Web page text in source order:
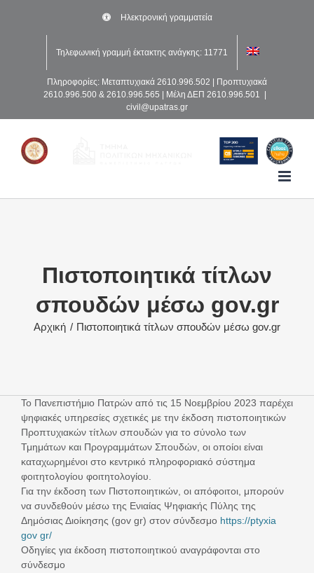
περιεχόμενο
Ηλεκτρονική γραμματεία
Τηλεφωνική γραμμή έκτακτης ανάγκης: 11771
Πληροφορίες: Μεταπτυχιακά 2610.996.502 | Προπτυχιακά
2610.996.500 & 2610.996.565 | Μέλη ΔΕΠ 2610.996.501
civil@upatras.gr
Πιστοποιητικά τίτλων
σπουδών μέσω gov.gr
Αρχική Πιστοποιητικά τίτλων σπουδών μέσω gov.gr
Το Πανεπιστήμιο Πατρών από τις 15 Νοεμβρίου 2023 παρέχει
ψηφιακές υπηρεσίες σχετικές με την έκδοση πιστοποιητικών
Προπτυχιακών τίτλων σπουδών για το σύνολο των
Τμημάτων και Προγραμμάτων Σπουδών, οι οποίοι είναι
καταχωρημένοι στο κεντρικό πληροφοριακό σύστημα
φοιτητολογίου φοιτητολογίου.
Για την έκδοση των Πιστοποιητικών, οι απόφοιτοι, μπορούν
να συνδεθούν μέσω της Ενιαίας Ψηφιακής Πύλης της
Δημόσιας Διοίκησης (gov gr) στον σύνδεσμο https://ptyxia
gov gr/
Οδηγίες για έκδοση πιστοποιητικού αναγράφονται στο
σύνδεσμο